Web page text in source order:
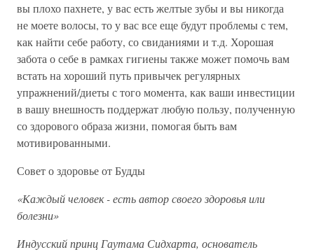
вы плохо пахнете, у вас есть желтые зубы и вы никогда
не моете волосы, то у вас все еще будут проблемы с тем,
как найти себе работу, со свиданиями и т.д. Хорошая
забота о себе в рамках гигиены также может помочь вам
встать на хороший путь привычек регулярных
упражнений/диеты с того момента, как ваши инвестиции
в вашу внешность поддержат любую пользу, полученную
со здорового образа жизни, помогая быть вам
мотивированными.
Совет о здоровье от Будды
«Каждый человек - есть автор своего здоровья или
болезни»
Индусский принц Гаутама Сидхарта, основатель